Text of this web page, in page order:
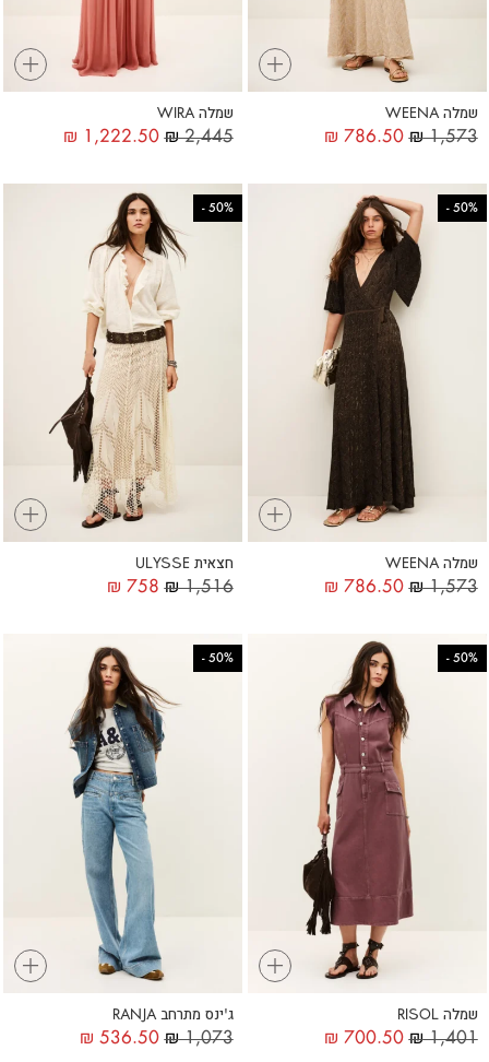
+
שמלה WEENA
₪1,573
₪ 786.50
+
שמלה WIRA
₪2,445
₪ 1,222.50
+
50%
-
שמלה WEENA
₪1,573
₪ 786.50
+
50%
-
חצאית ULYSSE
₪1,516
₪ 758
+
50%
-
שמלה RISOL
₪1,401
₪ 700.50
+
50%
-
ג'ינס מתרחב RANJA
₪1,073
₪ 536.50